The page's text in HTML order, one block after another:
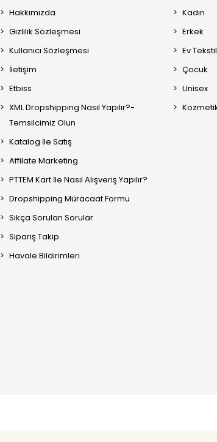
Hakkımızda
Gizlilik Sözleşmesi
Kullanıcı Sözleşmesi
İletişim
Etbiss
XML Dropshipping Nasıl Yapılır?-
Temsilcimiz Olun
Katalog İle Satış
Affilate Marketing
PTTEM Kart İle Nasıl Alışveriş Yapılır?
Dropshipping Müracaat Formu
Sıkça Sorulan Sorular
Sipariş Takip
Havale Bildirimleri
Kadın
Erkek
Ev
Çocuk
Unisex